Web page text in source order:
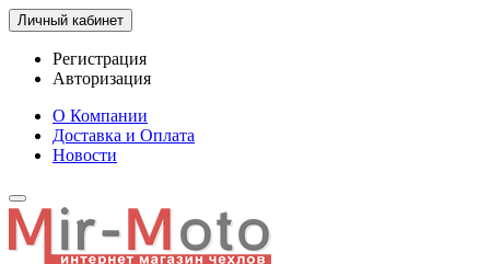
Личный кабинет
Регистрация
Авторизация
О Компании
Доставка и Оплата
Новости